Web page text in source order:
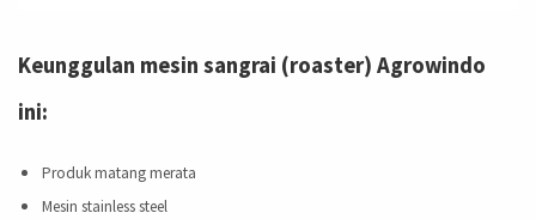
Keunggulan mesin sangrai (roaster) Agrowindo
ini:
Produk matang merata
Mesin stainless steel